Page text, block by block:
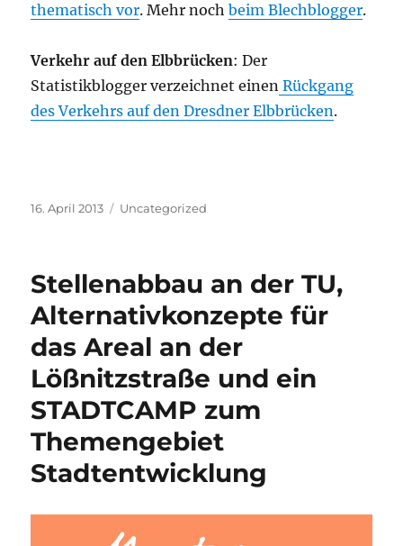
thematisch vor. Mehr nochbeim Blechblogger.
Verkehr auf den Elbbrücken: Der
Statistikblogger verzeichnet einen Rückgang
des Verkehrs auf den Dresdner Elbbrücken.
Veröffentlicht
16. April 2013 Kategorien
Uncategorized
Stellenabbau an der TU,
Alternativkonzepte für
das Areal an der
Lößnitzstraße und ein
STADTCAMP zum
Themengebiet
Stadtentwicklung